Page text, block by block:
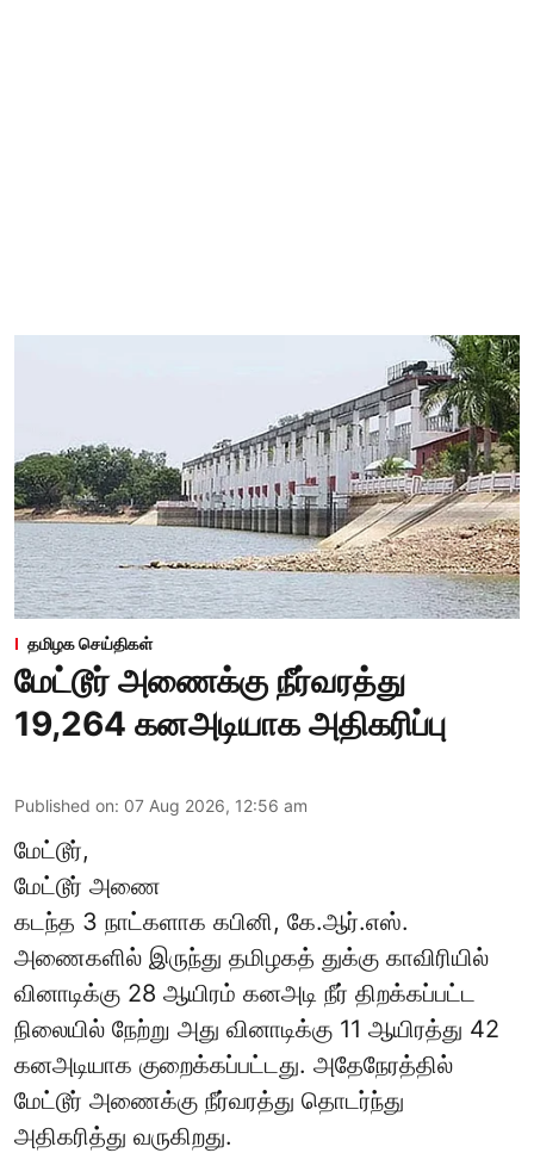
தமிழக செய்திகள்
மேட்டூர் அணைக்கு நீர்வரத்து
19,264 கனஅடியாக அதிகரிப்பு
Published on: 07 Aug 2026, 12:56 am
மேட்டூர்,
மேட்டூர் அணை
கடந்த 3 நாட்களாக கபினி, கே.ஆர்.எஸ்.
அணைகளில் இருந்து தமிழகத் துக்கு காவிரியில்
வினாடிக்கு 28 ஆயிரம் கனஅடி நீர் திறக்கப்பட்ட
நிலையில் நேற்று அது வினாடிக்கு 11 ஆயிரத்து 42
கனஅடியாக குறைக்கப்பட்டது. அதேநேரத்தில்
மேட்டூர் அணைக்கு நீர்வரத்து தொடர்ந்து
அதிகரித்து வருகிறது.